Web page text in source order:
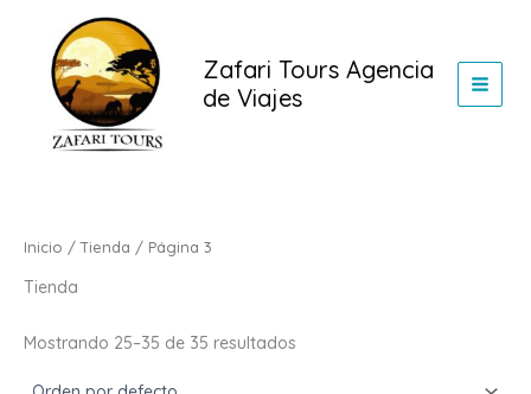
contenido
Zafari Tours Agencia
de Viajes
Inicio /Tienda / Página 3
Tienda
Mostrando 25–35 de 35 resultados